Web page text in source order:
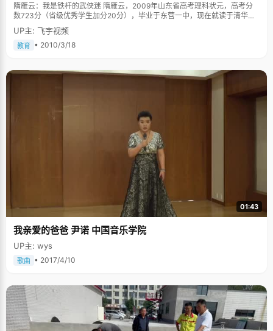
隋雁云：我是铁杆的武侠迷 隋雁云，2009年山东省高考理科状元，高考分
数723分（省级优秀学生加分20分），毕业于东营一中，现在就读于清华大
学建筑学。 隋雁云的性格很有清华女生的特点，性格直快，不拘小节，带着
份豪气的感觉，一脸的笑容掩不住的真诚，让人舒服。 不做重复的题 上过房
顶，爬过树，挖过土豆，打过架，隋雁云脸上泛起红晕，"男孩子喜欢干的我
发现很多题都很相似，于是，就开始给隋雁云"筛题"，每个知识点的题只要
以经常看到隋雁云的练习册上有很多空白。为避免女儿被罚，爸爸妈妈特意
找老师做了解释，而隋雁云一直保持优秀的成绩也让老师放心，任其自己安
排学习计划。 小学五年级毕业的那个暑假，隋雁云的爸爸妈妈觉得小学六年
对女儿来说几乎没什么用，浪费一年的时间不划算，于是借了小学六年级和
初中一年级的课本回来，让女儿自学，隋雁云对自己的自学能力挺有自信
的，"整个暑假我就呆着家里看书，开学跟着转学生一起参加入学考试，语文
还考了80多，还挺不错的"，于是隋雁云从五年级直接跳到了初二，今年她才
多学东西提高学习效率，而隋雁云则是为了一个好的睡眠提高学习效率。"我
对睡眠要求挺多的"，隋雁云有些脸红，"我开不了夜车，也不喜欢加班加
点，到时间了就得睡觉，否则上课肯定打瞌睡"。为了保证有充足的睡眠时
间，隋雁云只好努力的提高学习和考试的效率和能力，"我给每个内容都规定
时间，在这个时间内必须干完"，这也间接的提高了隋雁云的做事效率，可谓
是因祸得福。 隋雁云上课很少会准备笔记本，她把笔记都记在了课本上响应
知识点的空白处，复习的时候既方便查找详细知识，又减少了书包的重量和
颇带自得的说，"我可是铁杆的武侠迷"。隋雁云的武侠历程从高一开始，凤
歌的《昆仑》是敲门砖，"太好看了，连着好几个晚上我都在被窝打着手电
侠，隋雁云整个心思都放在武侠的世界里，上课的时候会幻想武侠故事，数
学课本上写满了小说里的各种诗词，成绩跟着一路走低。班主任发现不对
劲，找隋雁云单独谈了几次，在思想上做了很多工作，武侠情结没遏制住，
但也让隋雁云及时的刹住了脚。为了控制看武侠的时间，她把看武侠小说当
成是一种奖励，每次作业完成的，考试考好了，就允许自己多看一会，每次
UP主: 飞宇视频
教育 • 2010/3/18
01:43
我亲爱的爸爸 尹诺 中国音乐学院
UP主: wys
歌曲 • 2017/4/10